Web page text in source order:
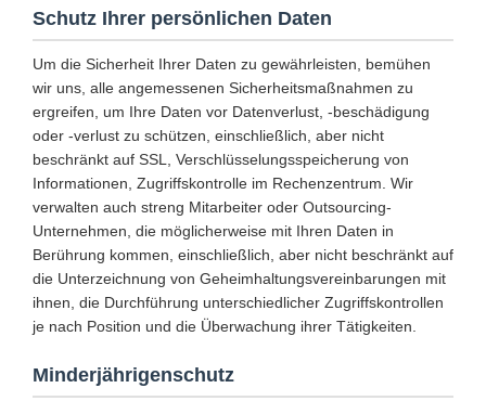
Schutz Ihrer persönlichen Daten
Um die Sicherheit Ihrer Daten zu gewährleisten, bemühen
wir uns, alle angemessenen Sicherheitsmaßnahmen zu
ergreifen, um Ihre Daten vor Datenverlust, -beschädigung
oder -verlust zu schützen, einschließlich, aber nicht
beschränkt auf SSL, Verschlüsselungsspeicherung von
Informationen, Zugriffskontrolle im Rechenzentrum. Wir
verwalten auch streng Mitarbeiter oder Outsourcing-
Unternehmen, die möglicherweise mit Ihren Daten in
Berührung kommen, einschließlich, aber nicht beschränkt auf
die Unterzeichnung von Geheimhaltungsvereinbarungen mit
ihnen, die Durchführung unterschiedlicher Zugriffskontrollen
je nach Position und die Überwachung ihrer Tätigkeiten.
Minderjährigenschutz